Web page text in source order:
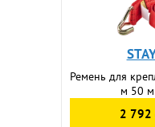
Ремень для
м 50
2 792